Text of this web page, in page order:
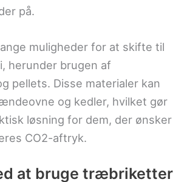
på.
muligheder for at skifte til
herunder brugen af
pellets. Disse materialer kan
og kedler, hvilket gør
løsning for dem, der ønsker
CO2-aftryk.
at bruge træbriketter